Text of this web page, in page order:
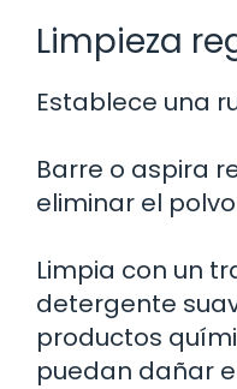
Limpieza
Establece una
Barre o aspira
eliminar el
Limpia con un
detergente
productos
puedan dañar